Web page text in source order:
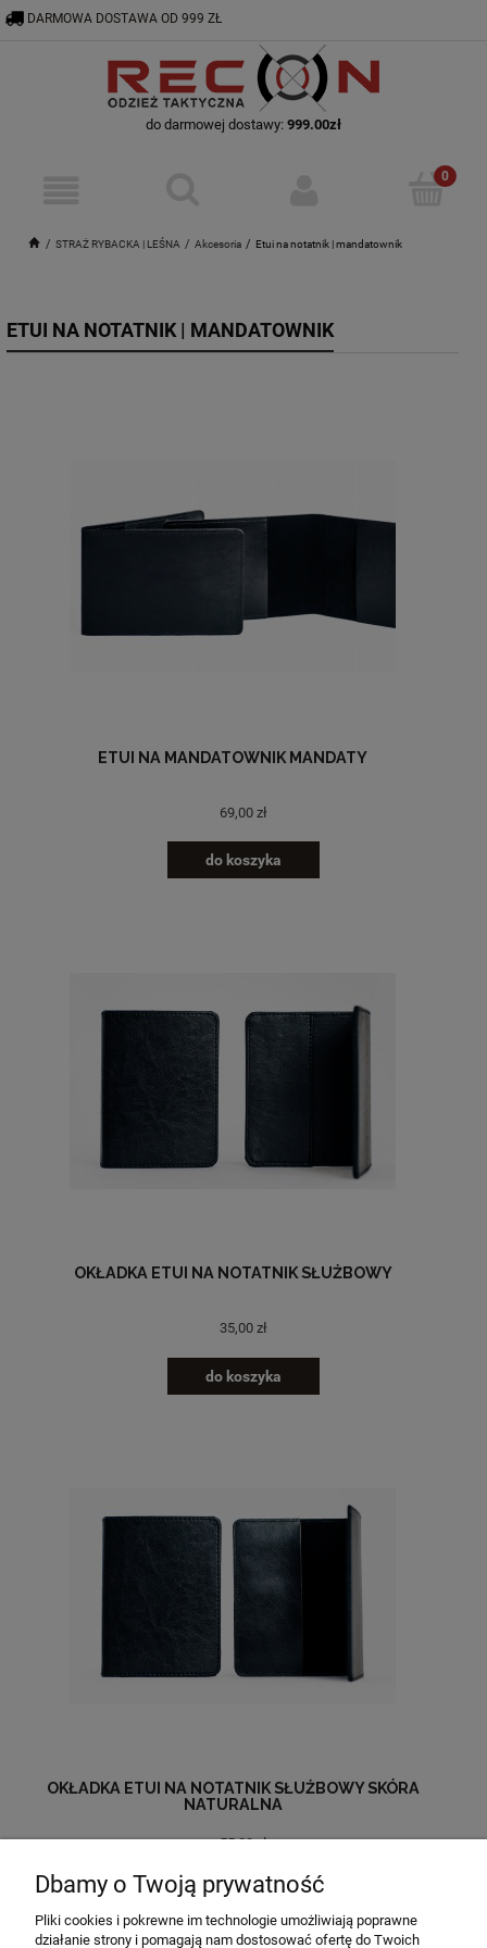
do darmowej dostawy: 999.00zł
STRAŻ RYBACKA | LEŚNA Akcesoria Etui na notatnik | mandatownik
DARMOWA DOSTAWA OD 999 ZŁ
56 644 92 29
RECON@ODZIEZTAKTYCZNA.PL
ETUI NA NOTATNIK | MANDATOWNIK
ETUI NA MANDATOWNIK MANDATY
69,00 zł
do koszyka
OKŁADKA ETUI NA NOTATNIK SŁUŻBOWY
35,00 zł
do koszyka
OKŁADKA ETUI NA NOTATNIK SŁUŻBOWY SKÓRA
NATURALNA
55,00 zł
do koszyka
Dbamy o Twoją prywatność
Pliki cookies i pokrewne im technologie umożliwiają poprawne
działanie strony i pomagają nam dostosować ofertę do Twoich